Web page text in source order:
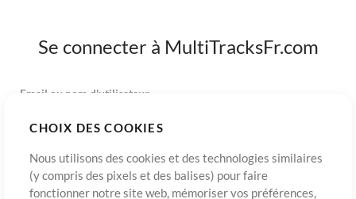
CHOIX DES COOKIES
Nous utilisons des cookies et des technologies similaires
(y compris des pixels et des balises) pour faire
fonctionner notre site web, mémoriser vos préférences,
Se connecter à MultiTracksFr.com
Email ou nom d'utilisateur